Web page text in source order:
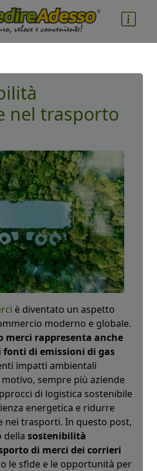
nel trasporto
è diventato un aspetto
moderno e globale.
merci rappresenta anche
di emissioni di gas
impatti ambientali
sempre più aziende
di logistica sostenibile
energetica e ridurre
nei trasporti. In questo post,
della sostenibilità
di merci dei corrieri
le sfide e le opportunità per